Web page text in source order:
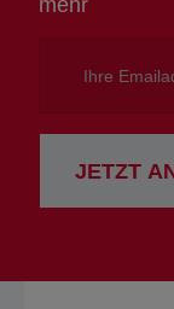
mehr
Emailadresse
JETZT